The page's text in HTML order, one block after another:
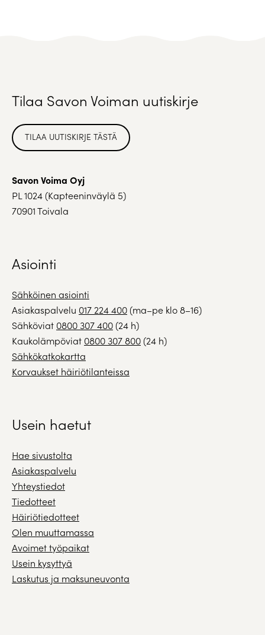
Tilaa Savon Voiman uutiskirje
TILAA UUTISKIRJE TÄSTÄ
Savon Voima Oyj
PL 1024 (Kapteeninväylä 5)
70901 Toivala
Asiointi
Sähköinen asiointi
Asiakaspalvelu 017 224 400(ma–pe klo 8–16)
Sähköviat 0800 307 400(24 h)
Kaukolämpöviat 0800 307 800(24 h)
Sähkökatkokartta
Korvaukset häiriötilanteissa
Usein haetut
Hae sivustolta
Asiakaspalvelu
Yhteystiedot
Tiedotteet
Häiriötiedotteet
Olen muuttamassa
Avoimet työpaikat
Usein kysyttyä
Laskutus ja maksuneuvonta